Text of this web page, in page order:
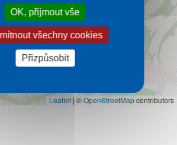
Leaflet | ©OpenStreetMapcontributors
OK, přijmout vše
všechny cookies
Přizpůsobit